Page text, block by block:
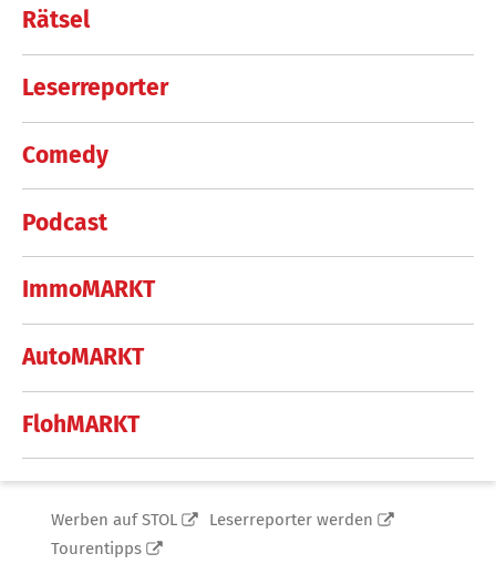
Rätsel
Leserreporter
Comedy
Podcast
ImmoMARKT
AutoMARKT
FlohMARKT
Werben auf STOL
Leserreporter werden
Tourentipps